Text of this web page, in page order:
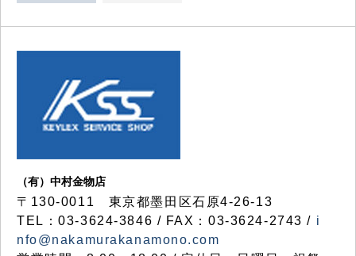
（有）中村金物店
〒130-0011 東京都墨田区石原4-26-13
TEL：03-3624-3846 / FAX：03-3624-2743 / i
nfo@nakamurakanamono.com